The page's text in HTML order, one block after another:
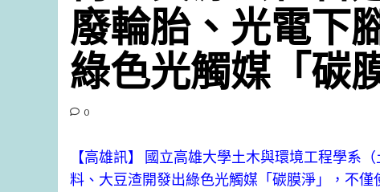
廢輪胎、光電下
綠色光觸媒「碳
0
【高雄訊】 國立高雄大學土木與環境工程學系
料、大豆渣開發出綠色光觸媒「碳膜淨」，不